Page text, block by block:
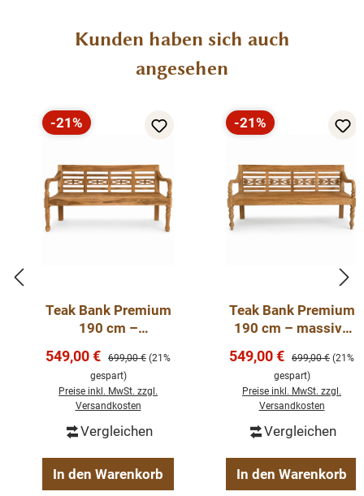
Produktgalerie überspringen
Kunden haben sich auch
angesehen
Rabatt
-21%
Teak Bank Premium
190 cm –
recyceltem Teakholz
massiv
Verkaufspreis:
549,00 € Regulärer Preis:
699,00 € (21%
gespart)
Preise inkl. MwSt. zzgl.
Versandkosten
Vergleichen
In den Warenkorb
Rabatt
-21%
Teak Bank Premium
190 cm – massive
recyceltem Teakholz
Verkaufspreis:
549,00 € Regulärer Preis:
699,00 € (21%
gespart)
Preise inkl. MwSt. zzgl.
Versandkosten
Vergleichen
In den Warenkorb